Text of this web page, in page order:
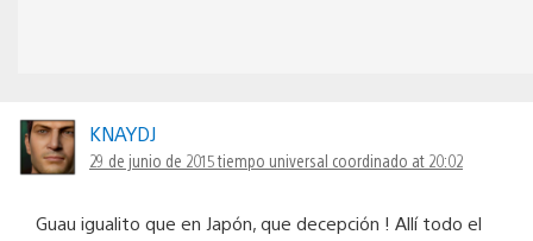
KNAYDJ
29 de junio de 2015 tiempo universal coordinado at 20:02
Guau igualito que en Japón, que decepción ! Allí todo el